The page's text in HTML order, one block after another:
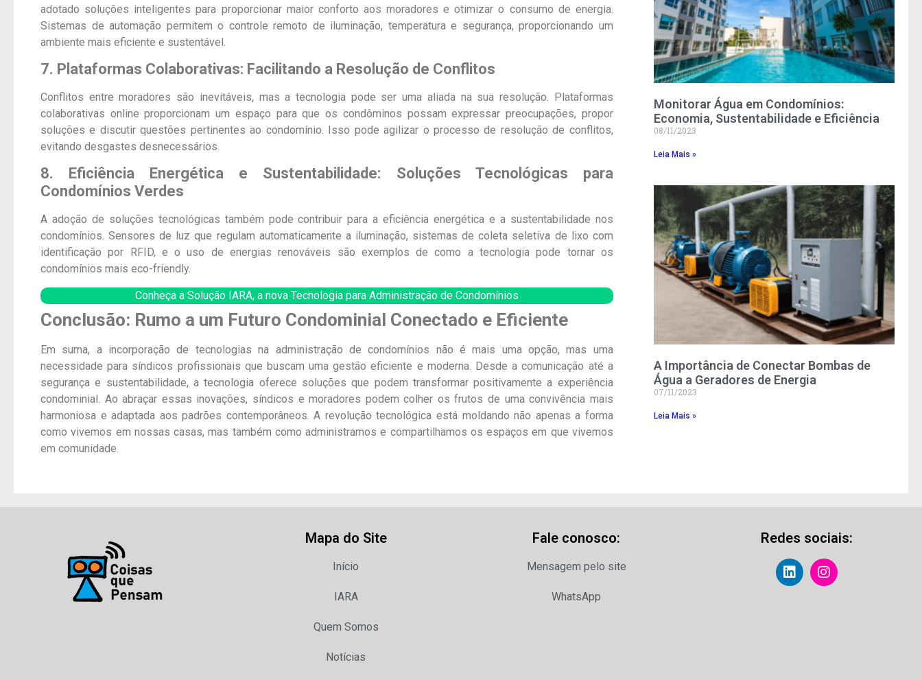
adotado soluções inteligentes para proporcionar maior conforto aos moradores e otimizar o consumo de energia.
Sistemas de automação permitem o controle remoto de iluminação, temperatura e segurança, proporcionando um
ambiente mais eficiente e sustentável.
7. Plataformas Colaborativas: Facilitando a Resolução de Conflitos
Conflitos entre moradores são inevitáveis, mas a tecnologia pode ser uma aliada na sua resolução. Plataformas
colaborativas online proporcionam um espaço para que os condôminos possam expressar preocupações, propor
soluções e discutir questões pertinentes ao condomínio. Isso pode agilizar o processo de resolução de conflitos,
evitando desgastes desnecessários.
8. Eficiência Energética e Sustentabilidade: Soluções Tecnológicas para
Condomínios Verdes
A adoção de soluções tecnológicas também pode contribuir para a eficiência energética e a sustentabilidade nos
condomínios. Sensores de luz que regulam automaticamente a iluminação, sistemas de coleta seletiva de lixo com
identificação por RFID, e o uso de energias renováveis são exemplos de como a tecnologia pode tornar os
condomínios mais eco-friendly.
Conheça a Solução IARA, a nova Tecnologia para Administração de Condomínios
Conclusão: Rumo a um Futuro Condominial Conectado e Eficiente
Em suma, a incorporação de tecnologias na administração de condomínios não é mais uma opção, mas uma
necessidade para síndicos profissionais que buscam uma gestão eficiente e moderna. Desde a comunicação até a
segurança e sustentabilidade, a tecnologia oferece soluções que podem transformar positivamente a experiência
condominial. Ao abraçar essas inovações, síndicos e moradores podem colher os frutos de uma convivência mais
harmoniosa e adaptada aos padrões contemporâneos. A revolução tecnológica está moldando não apenas a forma
como vivemos em nossas casas, mas também como administramos e compartilhamos os espaços em que vivemos
em comunidade.
Monitorar Água em Condomínios:
Economia, Sustentabilidade e Eficiência
08/11/2023
Leia Mais »
A Importância de Conectar Bombas de
Água a Geradores de Energia
07/11/2023
Leia Mais »
Mapa do Site
Início
IARA
Quem Somos
Notícias
Fale conosco:
Mensagem pelo site
WhatsApp
Redes sociais: